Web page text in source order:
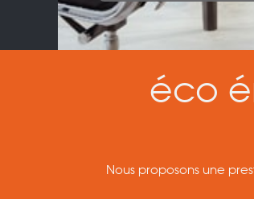
éco
Nous proposons une